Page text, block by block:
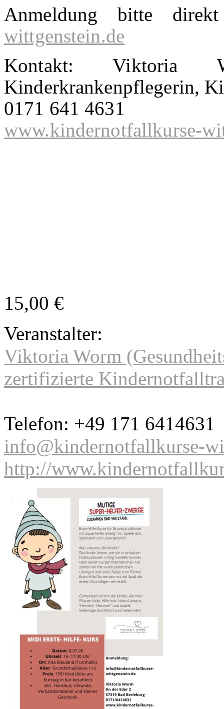
Anmeldung bitte
wittgenstein.de
Kontakt: Viktoria
Kinderkrankenpflegerin,
0171 641 4631
www.kindernotfallkurse-
15,00 €
Veranstalter:
Viktoria Worm
zertifizierte
Telefon: +49 171 6414631
info@kindernotfallkurse-
http://